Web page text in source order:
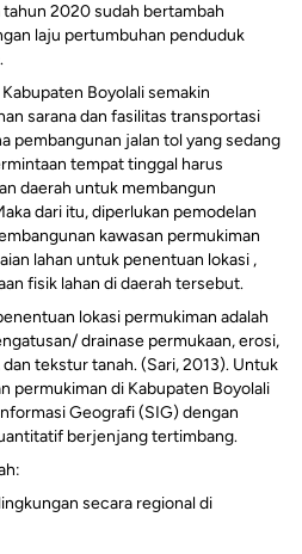
tahun 2020 sudah bertambah
laju pertumbuhan penduduk
Boyolali semakin
sarana dan fasilitas transportasi
pembangunan jalan tol yang sedang
tempat tinggal harus
daerah untuk membangun
dari itu, diperlukan pemodelan
kawasan permukiman
lahan untuk penentuan lokasi ,
fisik lahan di daerah tersebut.
lokasi permukiman adalah
drainase permukaan, erosi,
tekstur tanah. (Sari, 2013). Untuk
permukiman di Kabupaten Boyolali
Geografi (SIG) dengan
berjenjang tertimbang.
secara regional di